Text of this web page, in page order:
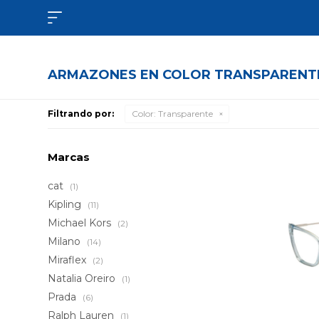

ARMAZONES EN COLOR
Filtrando por: Color: Transparente
Marcas
cat (1)
Kipling (11)
Michael Kors (2)
Milano (14)
Miraflex (2)
Natalia Oreiro (1)
Prada (6)
Ralph Lauren (1)